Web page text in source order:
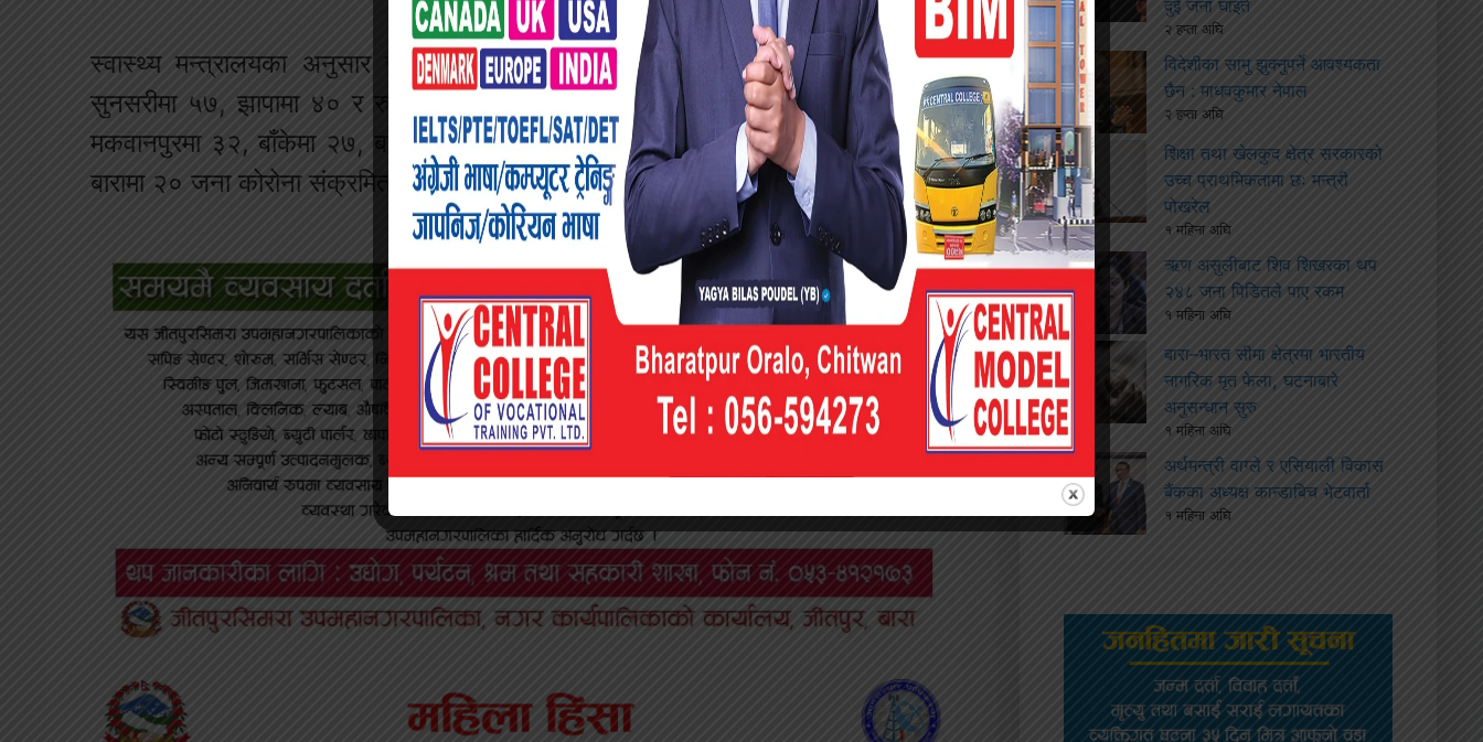
स्वास्थ्य मन्त्रालयका अनुसार सबैभन्दा धेरै कास्कीमा १०२, मोरङमा ८५, चितवनमा ६२,
सुनसरीमा ५७, झापामा ४० र रुपन्देहीमा ३८ जनामा कोरोना संक्रमण पुष्टि भएको छ ।यस्तै
मकवानपुरमा ३२, बाँकेमा २७, बागलुङमा २५, काभ्रेपलाञ्चोकमा २४, नवलपरासी पुर्वमा २१ र
बारामा २० जना कोरोना संक्रमित थपिएको मन्त्रालयले जनाएको छ ।
दुई जना घाइते
२ हप्ता अघि
विदेशीका सामु झुक्नुपर्ने आवश्यकता
छैन : माधवकुमार नेपाल
२ हप्ता अघि
शिक्षा तथा खेलकुद क्षेत्र सरकारको
उच्च प्राथमिकतामा छः मन्त्री
पोखरेल
१ महिना अघि
ऋण असुलीबाट शिव शिखरका थप
२४८ जना पिडितले पाए रकम
१ महिना अघि
बारा–भारत सीमा क्षेत्रमा भारतीय
नागरिक मृत फेला, घटनाबारे
अनुसन्धान सुरु
१ महिना अघि
अर्थमन्त्री वाग्ले र एसियाली विकास
बैंकका अध्यक्ष कान्डाबिच भेटवार्ता
१ महिना अघि